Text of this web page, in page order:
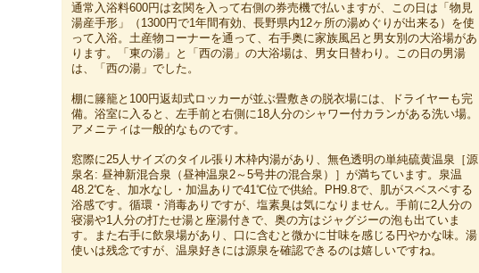
通常入浴料600円は玄関を入って右側の券売機で払いますが、この日は「物見
湯産手形」（1300円で1年間有効、長野県内12ヶ所の湯めぐりが出来る）を使
って入浴。土産物コーナーを通って、右手奥に家族風呂と男女別の大浴場があ
ります。「東の湯」と「西の湯」の大浴場は、男女日替わり。この日の男湯
は、「西の湯」でした。
棚に籐籠と100円返却式ロッカーが並ぶ畳敷きの脱衣場には、ドライヤーも完
備。浴室に入ると、左手前と右側に18人分のシャワー付カランがある洗い場。
アメニティは一般的なものです。
窓際に25人サイズのタイル張り木枠内湯があり、無色透明の単純硫黄温泉［源
泉名: 昼神新混合泉（昼神温泉2～5号井の混合泉）］が満ちています。泉温
48.2℃を、加水なし・加温ありで41℃位で供給。PH9.8で、肌がスベスベする
浴感です。循環・消毒ありですが、塩素臭は気になりません。手前に2人分の
寝湯や1人分の打たせ湯と座湯付きで、奥の方はジャグジーの泡も出ていま
す。また右手に飲泉場があり、口に含むと微かに甘味を感じる円やかな味。湯
使いは残念ですが、温泉好きには源泉を確認できるのは嬉しいですね。